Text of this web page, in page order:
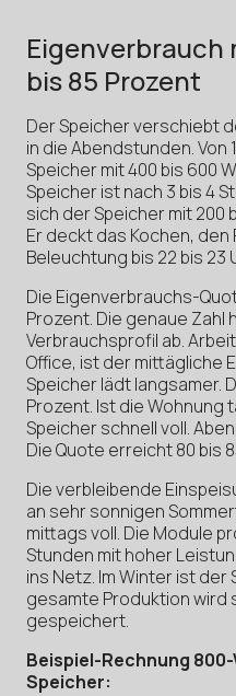
Eigenverbrauch
bis 85 Prozent
Der Speicher verschiebt
in die Abendstunden. Von
Speicher mit 400 bis 600
Speicher ist nach 3 bis 4
sich der Speicher mit 200
Er deckt das Kochen,
Beleuchtung bis 22 bis 23
Die Eigenverbrauchs-
Prozent. Die genaue Zahl
Verbrauchsprofil ab.
Office, ist der mittägliche
Speicher lädt langsamer.
Prozent. Ist die Wohnung
Speicher schnell voll.
Die Quote erreicht 80 bis
Die verbleibende
an sehr sonnigen
mittags voll. Die Module
Stunden mit hoher
ins Netz. Im Winter ist der
gesamte Produktion
gespeichert.
Beispiel-Rechnung
Speicher: